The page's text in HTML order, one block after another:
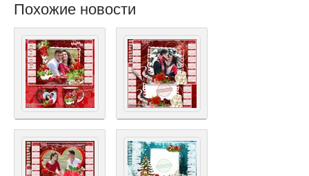
Похожие новости